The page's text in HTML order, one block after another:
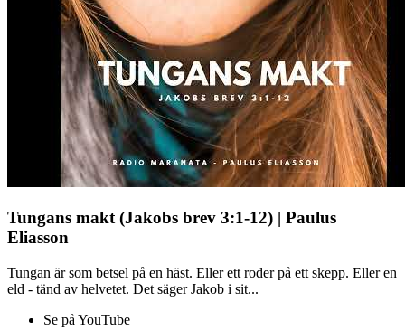
Tungans makt (Jakobs brev 3:1-12) | Paulus
Eliasson
Tungan är som betsel på en häst. Eller ett roder på ett skepp. Eller en
eld - tänd av helvetet. Det säger Jakob i sit...
Se på YouTube